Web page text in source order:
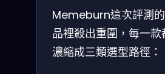
Memeburn這次評測
品裡殺出重圍，每一
濃縮成三類選型路徑：